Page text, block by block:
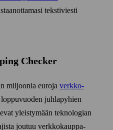
teksti­viesti
Checker
miljoonia euroja verkko­
juhla­pyhien
yleistymään tekno­logian
joutuu verkko­kauppa­